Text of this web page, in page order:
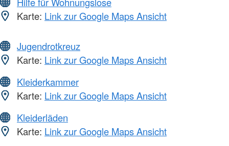
Karte: Link zur Google Maps Ansicht
Jugendrotkreuz
Karte: Link zur Google Maps Ansicht
Kleiderkammer
Karte: Link zur Google Maps Ansicht
Kleiderläden
Karte: Link zur Google Maps Ansicht